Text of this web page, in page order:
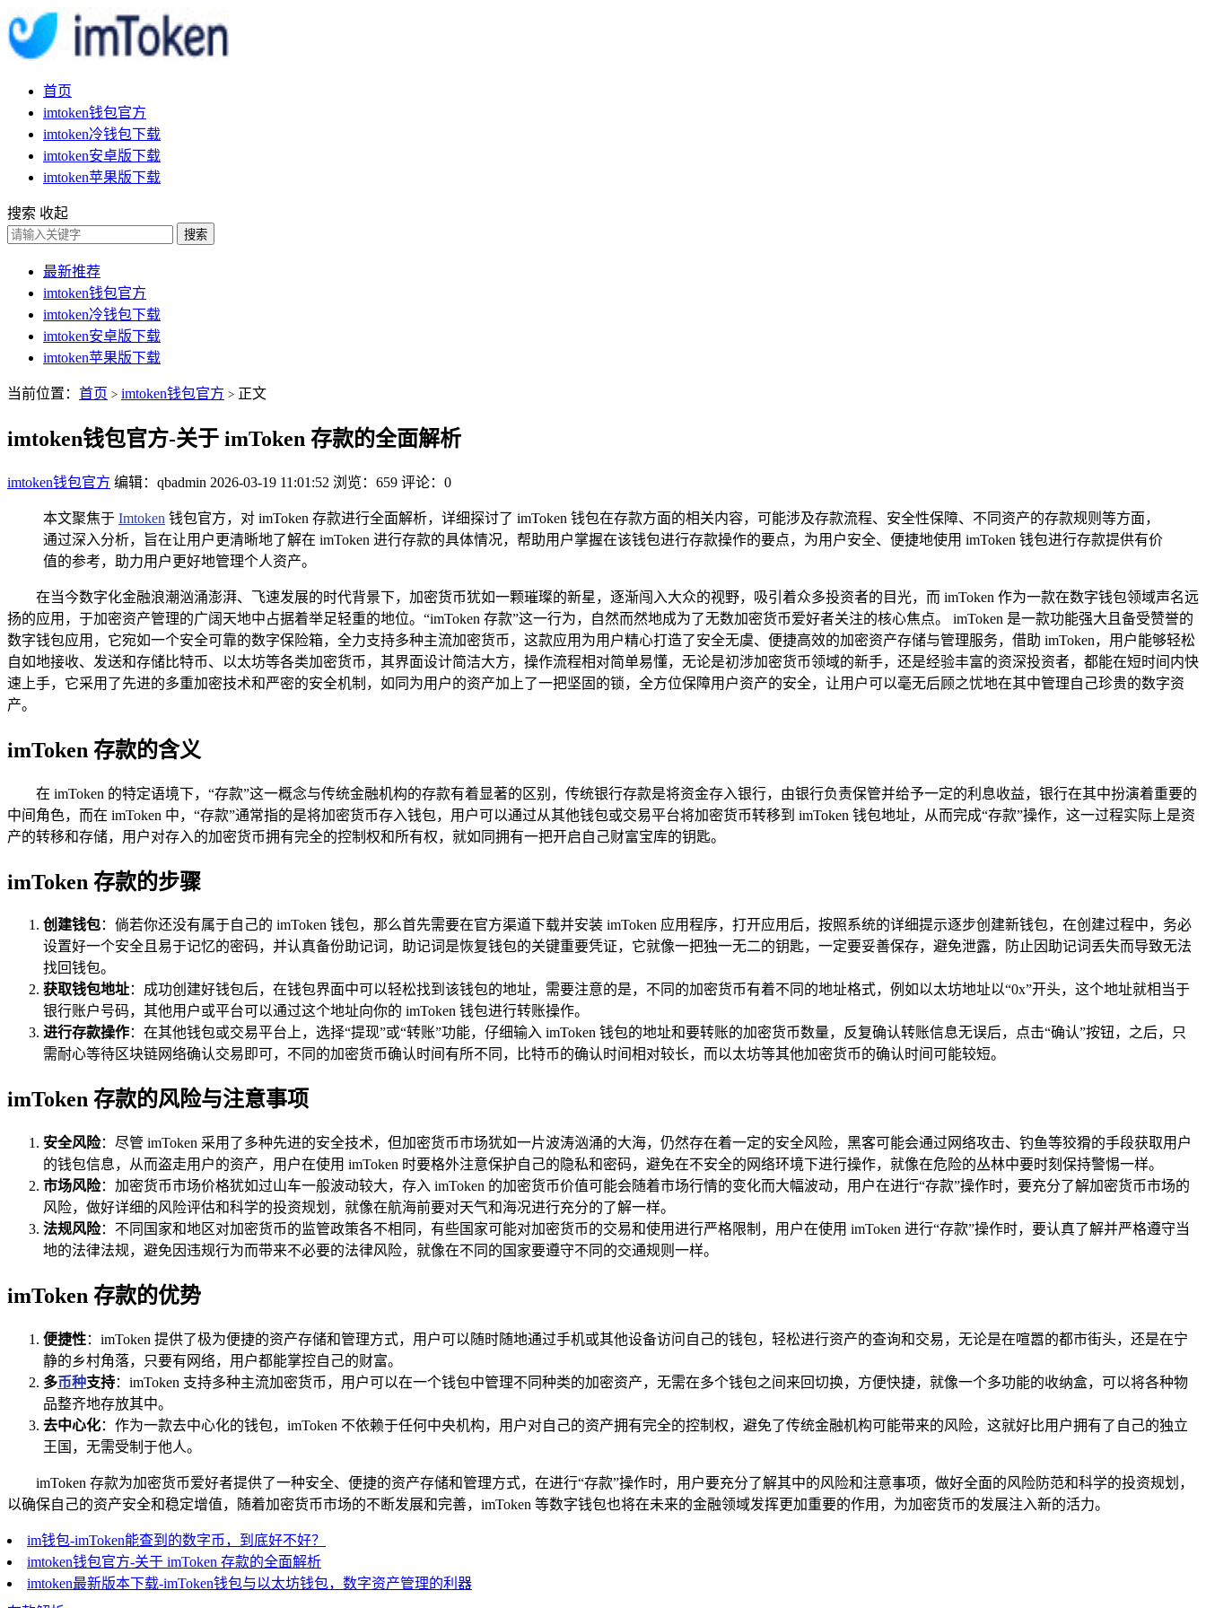
首页
imtoken钱包官方
imtoken冷钱包下载
imtoken安卓版下载
imtoken苹果版下载
搜索 收起
搜索
最新推荐
imtoken钱包官方
imtoken冷钱包下载
imtoken安卓版下载
imtoken苹果版下载
当前位置： 首页 > imtoken钱包官方 > 正文
imtoken钱包官方-关于 imToken 存款的全面解析
imtoken钱包官方 编辑：qbadmin 2026-03-19 11:01:52 浏览：659 评论：0
本文聚焦于 Imtoken 钱包官方，对 imToken 存款进行全面解析，详细探讨了 imToken 钱包在存款方面的相关内容，可能涉及存款流程、安全性保障、不同资产的存款规则等方面，
通过深入分析，旨在让用户更清晰地了解在 imToken 进行存款的具体情况，帮助用户掌握在该钱包进行存款操作的要点，为用户安全、便捷地使用 imToken 钱包进行存款提供有价
值的参考，助力用户更好地管理个人资产。
在当今数字化金融浪潮汹涌澎湃、飞速发展的时代背景下，加密货币犹如一颗璀璨的新星，逐渐闯入大众的视野，吸引着众多投资者的目光，而 imToken 作为一款在数字钱包领域声名远
扬的应用，于加密资产管理的广阔天地中占据着举足轻重的地位。“imToken 存款”这一行为，自然而然地成为了无数加密货币爱好者关注的核心焦点。 imToken 是一款功能强大且备受赞誉的
数字钱包应用，它宛如一个安全可靠的数字保险箱，全力支持多种主流加密货币，这款应用为用户精心打造了安全无虞、便捷高效的加密资产存储与管理服务，借助 imToken，用户能够轻松
自如地接收、发送和存储比特币、以太坊等各类加密货币，其界面设计简洁大方，操作流程相对简单易懂，无论是初涉加密货币领域的新手，还是经验丰富的资深投资者，都能在短时间内快
速上手，它采用了先进的多重加密技术和严密的安全机制，如同为用户的资产加上了一把坚固的锁，全方位保障用户资产的安全，让用户可以毫无后顾之忧地在其中管理自己珍贵的数字资
产。
imToken 存款的含义
在 imToken 的特定语境下，“存款”这一概念与传统金融机构的存款有着显著的区别，传统银行存款是将资金存入银行，由银行负责保管并给予一定的利息收益，银行在其中扮演着重要的
中间角色，而在 imToken 中，“存款”通常指的是将加密货币存入钱包，用户可以通过从其他钱包或交易平台将加密货币转移到 imToken 钱包地址，从而完成“存款”操作，这一过程实际上是资
产的转移和存储，用户对存入的加密货币拥有完全的控制权和所有权，就如同拥有一把开启自己财富宝库的钥匙。
imToken 存款的步骤
创建钱包：倘若你还没有属于自己的 imToken 钱包，那么首先需要在官方渠道下载并安装 imToken 应用程序，打开应用后，按照系统的详细提示逐步创建新钱包，在创建过程中，务必
设置好一个安全且易于记忆的密码，并认真备份助记词，助记词是恢复钱包的关键重要凭证，它就像一把独一无二的钥匙，一定要妥善保存，避免泄露，防止因助记词丢失而导致无法
找回钱包。
获取钱包地址：成功创建好钱包后，在钱包界面中可以轻松找到该钱包的地址，需要注意的是，不同的加密货币有着不同的地址格式，例如以太坊地址以“0x”开头，这个地址就相当于
银行账户号码，其他用户或平台可以通过这个地址向你的 imToken 钱包进行转账操作。
进行存款操作：在其他钱包或交易平台上，选择“提现”或“转账”功能，仔细输入 imToken 钱包的地址和要转账的加密货币数量，反复确认转账信息无误后，点击“确认”按钮，之后，只
需耐心等待区块链网络确认交易即可，不同的加密货币确认时间有所不同，比特币的确认时间相对较长，而以太坊等其他加密货币的确认时间可能较短。
imToken 存款的风险与注意事项
安全风险：尽管 imToken 采用了多种先进的安全技术，但加密货币市场犹如一片波涛汹涌的大海，仍然存在着一定的安全风险，黑客可能会通过网络攻击、钓鱼等狡猾的手段获取用户
的钱包信息，从而盗走用户的资产，用户在使用 imToken 时要格外注意保护自己的隐私和密码，避免在不安全的网络环境下进行操作，就像在危险的丛林中要时刻保持警惕一样。
市场风险：加密货币市场价格犹如过山车一般波动较大，存入 imToken 的加密货币价值可能会随着市场行情的变化而大幅波动，用户在进行“存款”操作时，要充分了解加密货币市场的
风险，做好详细的风险评估和科学的投资规划，就像在航海前要对天气和海况进行充分的了解一样。
法规风险：不同国家和地区对加密货币的监管政策各不相同，有些国家可能对加密货币的交易和使用进行严格限制，用户在使用 imToken 进行“存款”操作时，要认真了解并严格遵守当
地的法律法规，避免因违规行为而带来不必要的法律风险，就像在不同的国家要遵守不同的交通规则一样。
imToken 存款的优势
便捷性：imToken 提供了极为便捷的资产存储和管理方式，用户可以随时随地通过手机或其他设备访问自己的钱包，轻松进行资产的查询和交易，无论是在喧嚣的都市街头，还是在宁
静的乡村角落，只要有网络，用户都能掌控自己的财富。
多币种支持：imToken 支持多种主流加密货币，用户可以在一个钱包中管理不同种类的加密资产，无需在多个钱包之间来回切换，方便快捷，就像一个多功能的收纳盒，可以将各种物
品整齐地存放其中。
去中心化：作为一款去中心化的钱包，imToken 不依赖于任何中央机构，用户对自己的资产拥有完全的控制权，避免了传统金融机构可能带来的风险，这就好比用户拥有了自己的独立
王国，无需受制于他人。
imToken 存款为加密货币爱好者提供了一种安全、便捷的资产存储和管理方式，在进行“存款”操作时，用户要充分了解其中的风险和注意事项，做好全面的风险防范和科学的投资规划，
以确保自己的资产安全和稳定增值，随着加密货币市场的不断发展和完善，imToken 等数字钱包也将在未来的金融领域发挥更加重要的作用，为加密货币的发展注入新的活力。
im钱包-imToken能查到的数字币，到底好不好？
imtoken钱包官方-关于 imToken 存款的全面解析
imtoken最新版本下载-imToken钱包与以太坊钱包，数字资产管理的利器